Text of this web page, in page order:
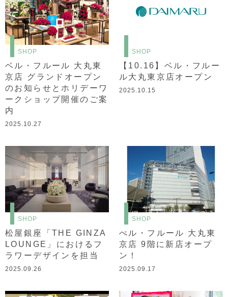
SHOP
ベル・フルール 大丸東
京店 グランドオープン
のお知らせとホリデーワ
ークショップ開催のご案
内
2025.10.27
SHOP
【10.16】ベル・フルー
ル大丸東京店オープン
2025.10.15
SHOP
松屋銀座「THE GINZA
LOUNGE」におけるフ
ラワーデザインを担当
2025.09.26
SHOP
べル・フルール 大丸東
京店 9階に新店オープ
ン！
2025.09.17